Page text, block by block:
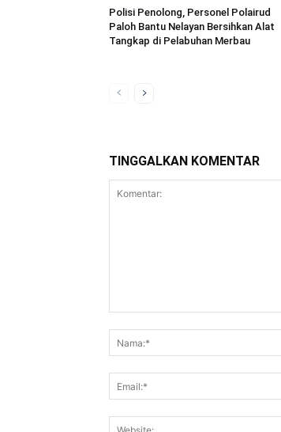
Polisi Penolong, Personel Polairud
Paloh Bantu Nelayan Bersihkan Alat
Tangkap di Pelabuhan Merbau
TINGGALKAN KOMENTAR